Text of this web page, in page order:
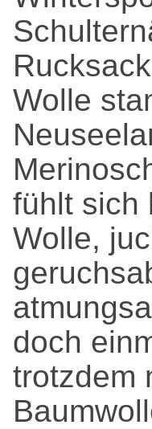
Wolle
fühlt sich
Wolle,
doch
trotzdem